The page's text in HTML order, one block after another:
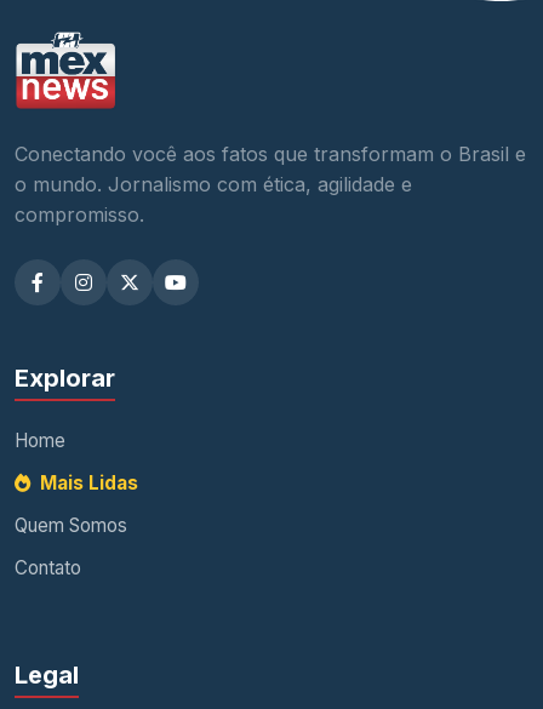
Conectando você aos fatos que transformam o Brasil e
o mundo. Jornalismo com ética, agilidade e
compromisso.
Explorar
Home
Mais Lidas
Quem Somos
Contato
Legal